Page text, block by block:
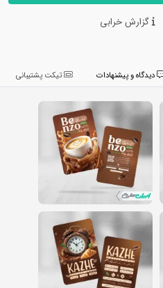
گزارش خرابی
تیکت پشتیبانی